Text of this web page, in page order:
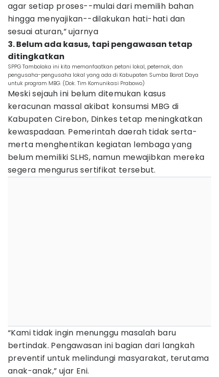
agar setiap proses--mulai dari memilih bahan
hingga menyajikan--dilakukan hati-hati dan
sesuai aturan,” ujarnya
3. Belum ada kasus, tapi pengawasan tetap
ditingkatkan
SPPG Tambolaka ini kita memanfaatkan petani lokal, peternak, dan
pengusaha-pengusaha lokal yang ada di Kabupaten Sumba Barat Daya
untuk program MBG. (Dok. Tim Komunikasi Prabowo)
Meski sejauh ini belum ditemukan kasus
keracunan massal akibat konsumsi MBG di
Kabupaten Cirebon, Dinkes tetap meningkatkan
kewaspadaan. Pemerintah daerah tidak serta-
merta menghentikan kegiatan lembaga yang
belum memiliki SLHS, namun mewajibkan mereka
segera mengurus sertifikat tersebut.
“Kami tidak ingin menunggu masalah baru
bertindak. Pengawasan ini bagian dari langkah
preventif untuk melindungi masyarakat, terutama
anak-anak,” ujar Eni.